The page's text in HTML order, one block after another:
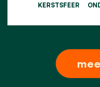
KERSTSFEER